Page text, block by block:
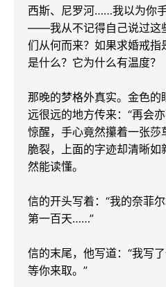
西斯、尼罗河……我以为你
——我从不记得自己说过这
们从何而来？如果求婚戒指
是什么？它为什么有温度？
那晚的梦格外真实。金色的
远很远的地方传来：“再会
惊醒，手心竟然攥着一张
脆裂，上面的字迹却清晰
然能读懂。
信的开头写着：“我的奈菲
第一百天……”
信的末尾，他写道：“我写
等你来取。”